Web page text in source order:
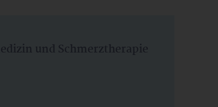
und Schmerztherapie